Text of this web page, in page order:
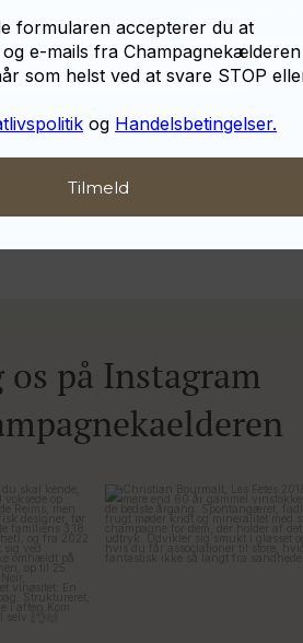
os på Instagram
du skal
formularen accepterer du at
og e-mails fra Champagnekælderen
som helst ved at svare STOP
og Handelsbetingelser.
Tilmeld